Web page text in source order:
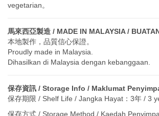
vegetarian。
馬來西亞製造 / MADE IN MALAYSIA /
本地製作，品質信心保證。
Proudly made in Malaysia.
Dihasilkan di Malaysia dengan kebanggaan.
保存資訊 / Storage Info / Maklumat
保存期限 / Shelf Life / Jangka Hayat：3年 / 3
保存方式 / Storage Method / Kaedah